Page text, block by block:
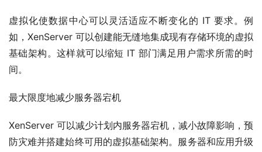
虚拟化使数据中心可以灵活适应不断变化的 IT 要求。例
如，XenServer 可以创建能无缝地集成现有存储环境的虚拟
基础架构。这样就可以缩短 IT 部门满足用户需求所需的时
间。
最大限度地减少服务器宕机
XenServer 可以减少计划内服务器宕机，减小故障影响，预
防灾难并搭建始终可用的虚拟基础架构。服务器和应用升级